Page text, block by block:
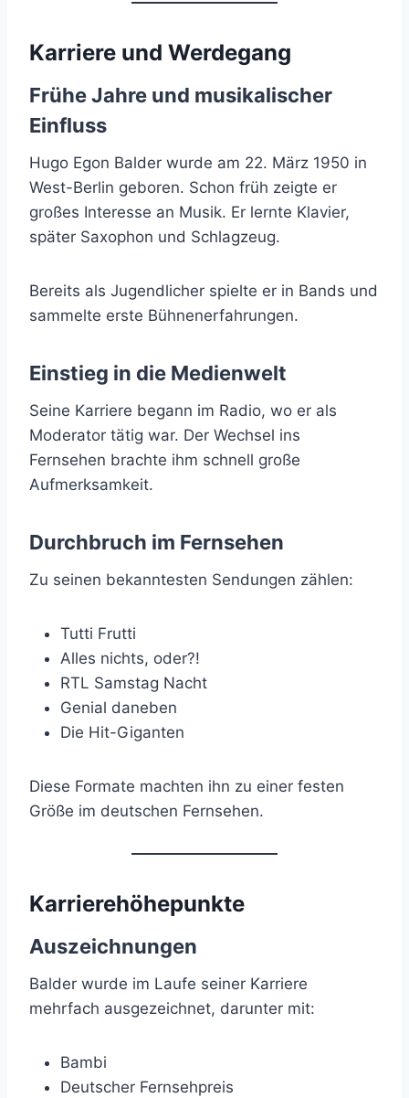
Karriere und Werdegang
Frühe Jahre und musikalischer
Einfluss
Hugo Egon Balder wurde am 22. März 1950 in
West-Berlin geboren. Schon früh zeigte er
großes Interesse an Musik. Er lernte Klavier,
später Saxophon und Schlagzeug.
Bereits als Jugendlicher spielte er in Bands und
sammelte erste Bühnenerfahrungen.
Einstieg in die Medienwelt
Seine Karriere begann im Radio, wo er als
Moderator tätig war. Der Wechsel ins
Fernsehen brachte ihm schnell große
Aufmerksamkeit.
Durchbruch im Fernsehen
Zu seinen bekanntesten Sendungen zählen:
Tutti Frutti
Alles nichts, oder?!
RTL Samstag Nacht
Genial daneben
Die Hit-Giganten
Diese Formate machten ihn zu einer festen
Größe im deutschen Fernsehen.
Karrierehöhepunkte
Auszeichnungen
Balder wurde im Laufe seiner Karriere
mehrfach ausgezeichnet, darunter mit:
Bambi
Deutscher Fernsehpreis